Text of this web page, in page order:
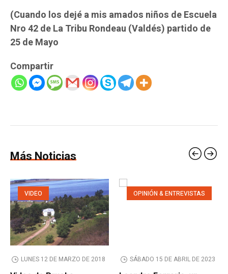
(Cuando los dejé a mis amados niños de Escuela
Nro 42 de La Tribu Rondeau (Valdés) partido de
25 de Mayo
Compartir
Más Noticias
VIDEO
LUNES 12 DE MARZO DE 2018
OPINIÓN & ENTREVISTAS
SÁBADO 15 DE ABRIL DE 2023